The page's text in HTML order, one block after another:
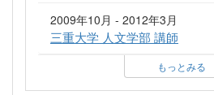
2009年10月 - 2012年3月
三重大学 人文学部 講師
もっとみる